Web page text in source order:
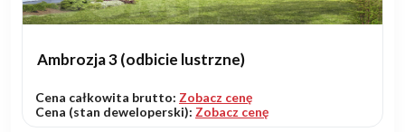
Ambrozja 3 (odbicie lustrzne)
Cena całkowita brutto: Zobacz cenę
Cena (stan deweloperski): Zobacz cenę